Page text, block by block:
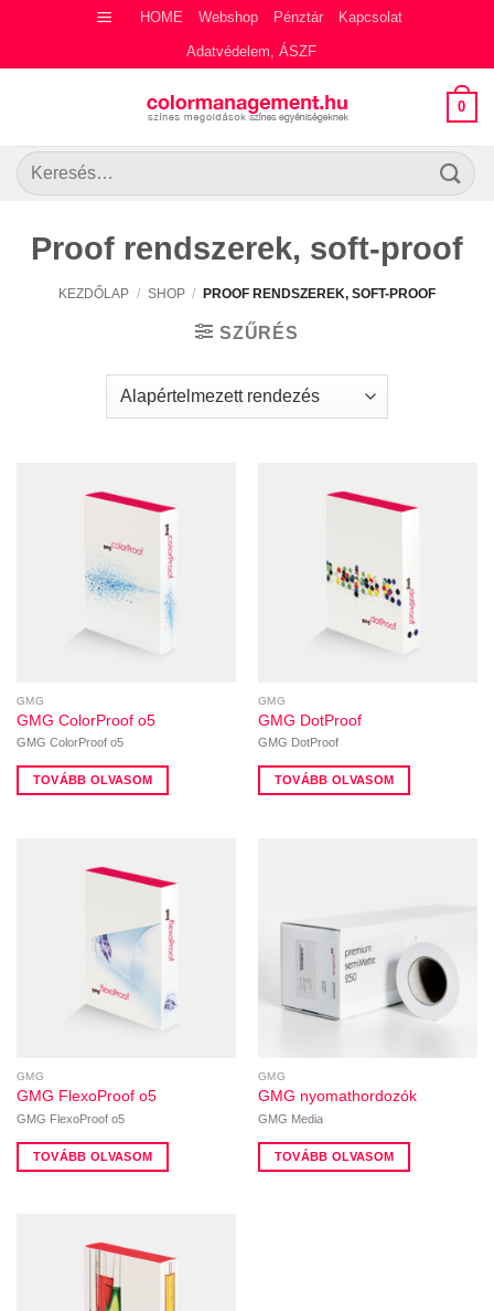
content
HOME Webshop Pénztár Kapcsolat
Adatvédelem, ÁSZF
0
Keresés
a
Proof rendszerek, soft-proof
KEZDŐLAP / SHOP / PROOF RENDSZEREK, SOFT-PROOF
SZŰRÉS
GMG
GMG ColorProof o5
GMG ColorProof o5
TOVÁBB OLVASOM
GMG
GMG DotProof
GMG DotProof
TOVÁBB OLVASOM
GMG
GMG FlexoProof o5
GMG FlexoProof o5
TOVÁBB OLVASOM
GMG
GMG nyomathordozók
GMG Media
TOVÁBB OLVASOM